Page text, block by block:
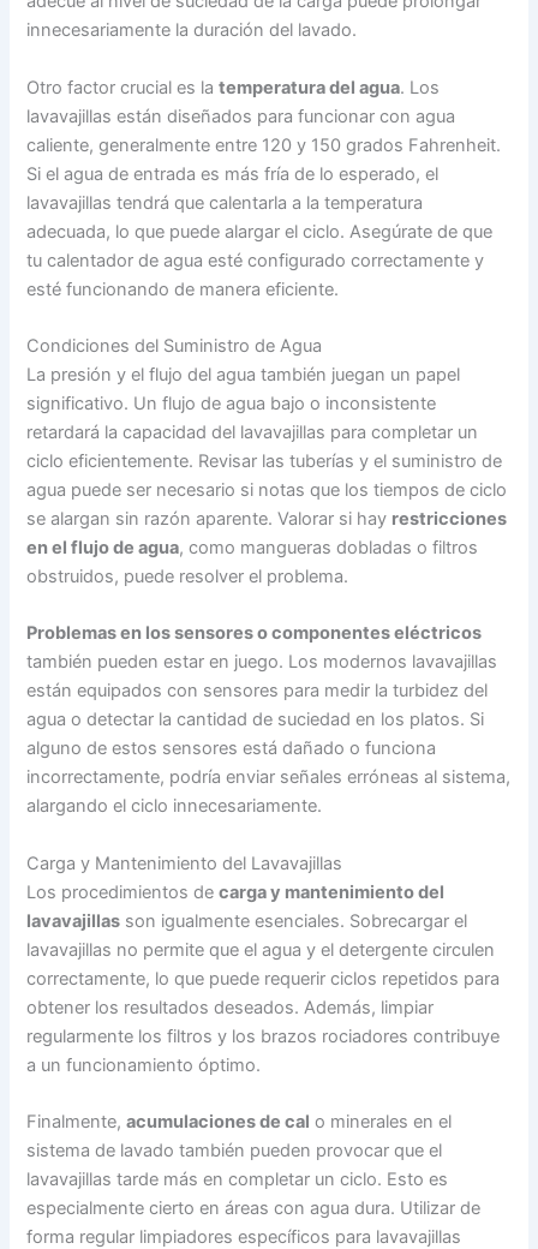
innecesariamente la duración del lavado.
Otro factor crucial es latemperatura del agua. Los
lavavajillas están diseñados para funcionar con agua
caliente, generalmente entre 120 y 150 grados Fahrenheit.
Si el agua de entrada es más fría de lo esperado, el
lavavajillas tendrá que calentarla a la temperatura
adecuada, lo que puede alargar el ciclo. Asegúrate de que
tu calentador de agua esté configurado correctamente y
esté funcionando de manera eficiente.
Condiciones del Suministro de Agua
La presión y el flujo del agua también juegan un papel
significativo. Un flujo de agua bajo o inconsistente
retardará la capacidad del lavavajillas para completar un
ciclo eficientemente. Revisar las tuberías y el suministro de
agua puede ser necesario si notas que los tiempos de ciclo
se alargan sin razón aparente. Valorar si hay restricciones
en el flujo de agua, como mangueras dobladas o filtros
obstruidos, puede resolver el problema.
Problemas en los sensores o componentes eléctricos
también pueden estar en juego. Los modernos lavavajillas
están equipados con sensores para medir la turbidez del
agua o detectar la cantidad de suciedad en los platos. Si
alguno de estos sensores está dañado o funciona
incorrectamente, podría enviar señales erróneas al sistema,
alargando el ciclo innecesariamente.
Carga y Mantenimiento del Lavavajillas
Los procedimientos decarga y mantenimiento del
lavavajillas son igualmente esenciales. Sobrecargar el
lavavajillas no permite que el agua y el detergente circulen
correctamente, lo que puede requerir ciclos repetidos para
obtener los resultados deseados. Además, limpiar
regularmente los filtros y los brazos rociadores contribuye
a un funcionamiento óptimo.
Finalmente,acumulaciones de cal o minerales en el
sistema de lavado también pueden provocar que el
lavavajillas tarde más en completar un ciclo. Esto es
especialmente cierto en áreas con agua dura. Utilizar de
forma regular limpiadores específicos para lavavajillas